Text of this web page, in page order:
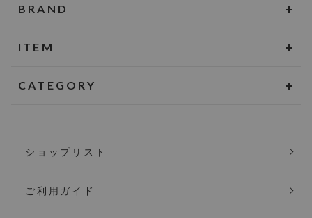
BRAND
ITEM
CATEGORY
ショップリスト
ご利用ガイド